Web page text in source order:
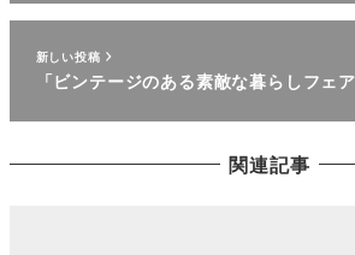
新しい投稿
「ビンテージのある素敵な暮らしフェ
関連記事